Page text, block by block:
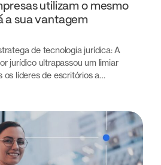
utilizam o mesmo
a sua vantagem
de tecnologia jurídica: A
jurídico ultrapassou um limiar
os líderes de escritórios a…